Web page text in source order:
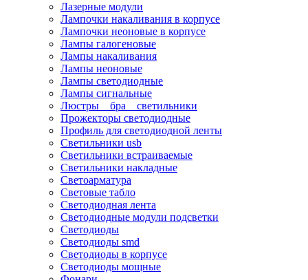
Лазерные модули
Лампочки накаливания в корпусе
Лампочки неоновые в корпусе
Лампы галогеновые
Лампы накаливания
Лампы неоновые
Лампы светодиодные
Лампы сигнальные
Люстры _ бра _ светильники
Прожекторы светодиодные
Профиль для светодиодной ленты
Светильники usb
Светильники встраиваемые
Светильники накладные
Светоарматура
Световые табло
Светодиодная лента
Светодиодные модули подсветки
Светодиоды
Светодиоды smd
Светодиоды в корпусе
Светодиоды мощные